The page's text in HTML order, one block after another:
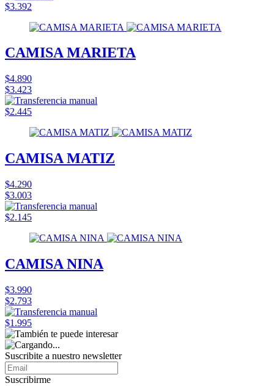
$3.392
CAMISA MARIETA
$4.890
$3.423
$2.445
CAMISA MATIZ
$4.290
$3.003
$2.145
CAMISA NINA
$3.990
$2.793
$1.995
Suscribite a nuestro newsletter
Suscribirme